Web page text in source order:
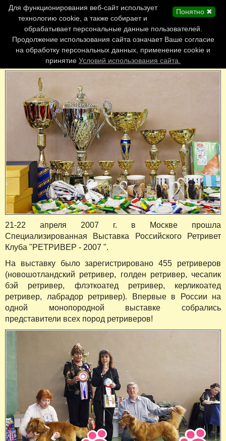
Главная страница
Обновления сайта
Контакты
Персоналии
Форум
21-22 апреля 2007 г. в Москве прошла
Специализированная Выставка Российского Ретривет
Клуба "РЕТРИВЕР - 2007 ".
На выставку было зарегистрировано 455 ретриверов
(новошотландский ретривер, голден ретривер, чесапик
бэй ретривер, флэткоатед ретривер, керликоатед
ретривер, лабрадор ретривер). Впервые в России на
одной монопородной выставке собрались
представители всех пород ретриверов!
Понятно ✖
Для функционирования веб-сайт использует
технологию cookie, а также собирает и
обрабатывает персональные данные пользователей.
Продолжение использования сайта означает Ваше согласие
на обработку персональных данных, применение cookie и
принятие Условий использования сайта.